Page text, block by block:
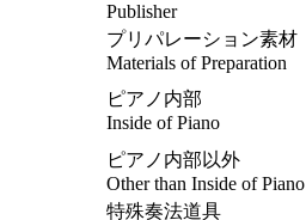
Publisher
プリパレーション素材
Materials of Preparation
ピアノ内部
Inside of Piano
ピアノ内部以外
Other than Inside of Piano
特殊奏法道具